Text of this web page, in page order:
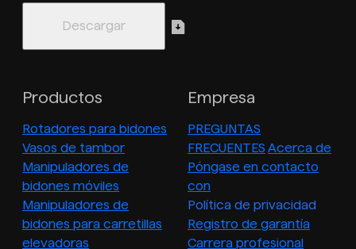
Productos
Rotadores para bidones
Vasos de tambor
Manipuladores de
bidones móviles
Manipuladores de
bidones para carretillas
elevadoras
Empresa
PREGUNTAS
FRECUENTES Acerca de
Póngase en contacto
con
Política de privacidad
Registro de garantía
Carrera profesional